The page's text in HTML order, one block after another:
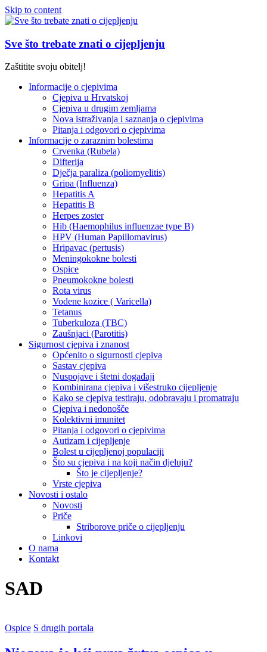
Skip to content
Sve što trebate znati o cijepljenju
Zaštitite svoju obitelj!
Informacije o cjepivima
Cjepiva u Hrvatskoj
Cjepiva u drugim zemljama
Nova istraživanja i saznanja o cjepivima
Pitanja i odgovori o cjepivima
Informacije o zaraznim bolestima
Crvenka (Rubela)
Difterija
Dječja paraliza (poliomyelitis)
Gripa (Influenza)
Hepatitis A
Hepatitis B
Herpes zoster
Hib (Haemophilus influenzae type B)
HPV (Human Papillomavirus)
Hripavac (pertusis)
Meningokokne bolesti
Ospice
Pneumokokne bolesti
Rota virus
Vodene kozice ( Varicella)
Tetanus
Tuberkuloza (TBC)
Zaušnjaci (Parotitis)
Sigurnost cjepiva i znanost
Općenito o sigurnosti cjepiva
Sastav cjepiva
Nuspojave i štetni događaji
Kombinirana cjepiva i višestruko cijepljenje
Kako se cjepiva testiraju, odobravaju i promatraju
Cjepiva i nedonošče
Kolektivni imunitet
Pitanja i odgovori o cjepivima
Autizam i cijepljenje
Bolest u cijepljenoj populaciji
Što su cjepiva i na koji način djeluju?
Što je cijepljenje?
Vrste cjepiva
Novosti i ostalo
Novosti
Priče
Striborove priče o cijepljenju
Linkovi
O nama
Kontakt
SAD
Ospice S drugih portala